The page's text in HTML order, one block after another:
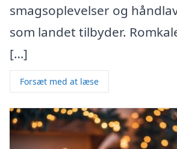
smagsoplevelser og
som landet tilbyder.
[…]
Forsæt med at læse